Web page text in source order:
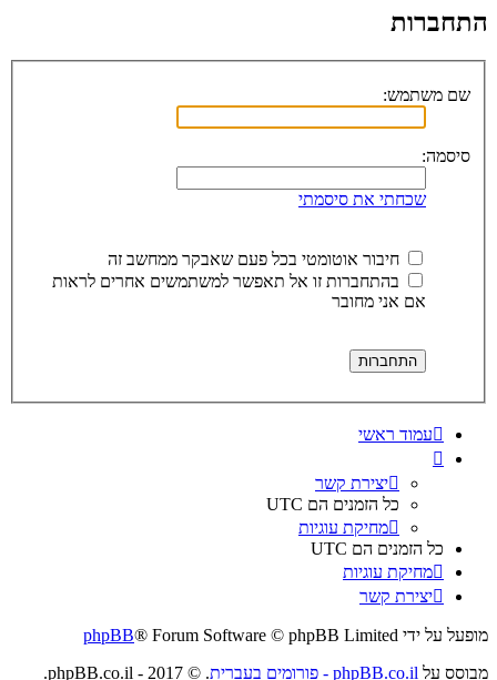
התחברות
שם משתמש:
סיסמה:
שכחתי את סיסמתי
חיבור אוטומטי בכל פעם שאבקר ממחשב זה
בהתחברות זו אל תאפשר למשתמשים אחרים לראות
אם אני מחובר
עמוד ראשי
יצירת קשר
כל הזמנים הם UTC
מחיקת עוגיות
כל הזמנים הם UTC
מחיקת עוגיות
יצירת קשר
מופעל על ידי phpBB® Forum Software © phpBB Limited
מבוסס על phpBB.co.il - פורומים בעברית . © 2017 - phpBB.co.il.